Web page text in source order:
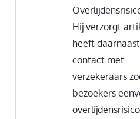
Hij verzorgt
heeft daarnaast
contact met
verzekeraars
bezoekers